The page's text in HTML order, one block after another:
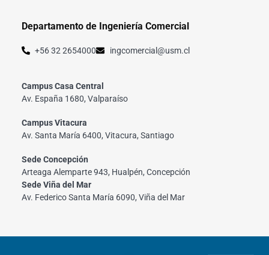
Departamento de Ingeniería Comercial
+56 32 2654000 ingcomercial@usm.cl
Campus Casa Central
Av. España 1680, Valparaíso
Campus Vitacura
Av. Santa María 6400, Vitacura, Santiago
Sede Concepción
Arteaga Alemparte 943, Hualpén, Concepción
Sede Viña del Mar
Av. Federico Santa María 6090, Viña del Mar